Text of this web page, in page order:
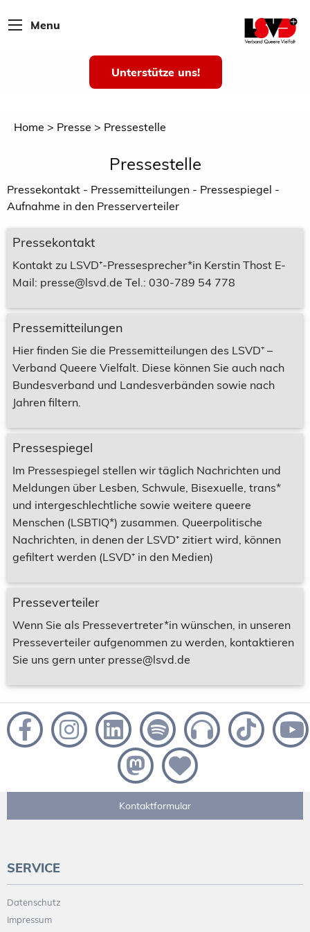
Menu
Unterstütze uns!
Home Presse Pressestelle
Pressestelle
Pressekontakt - Pressemitteilungen - Pressespiegel -
Aufnahme in den Presserverteiler
Pressekontakt
Kontakt zu LSVD⁺-Pressesprecher*in Kerstin Thost E-
Mail: presse@lsvd.de Tel.: 030-789 54 778
Pressemitteilungen
Hier finden Sie die Pressemitteilungen des LSVD⁺ –
Verband Queere Vielfalt. Diese können Sie auch nach
Bundesverband und Landesverbänden sowie nach
Jahren filtern.
Pressespiegel
Im Pressespiegel stellen wir täglich Nachrichten und
Meldungen über Lesben, Schwule, Bisexuelle, trans*
und intergeschlechtliche sowie weitere queere
Menschen (LSBTIQ*) zusammen. Queerpolitische
Nachrichten, in denen der LSVD⁺ zitiert wird, können
gefiltert werden (LSVD⁺ in den Medien)
Presseverteiler
Wenn Sie als Pressevertreter*in wünschen, in unseren
Presseverteiler aufgenommen zu werden, kontaktieren
Sie uns gern unter presse@lsvd.de
Kontaktformular
SERVICE
Datenschutz
Impressum